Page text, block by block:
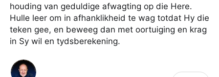
houding van geduldige afwagting op die Here.
Hulle leer om in afhanklikheid te wag totdat Hy die
teken gee, en beweeg dan met oortuiging en krag
in Sy wil en tydsberekening.